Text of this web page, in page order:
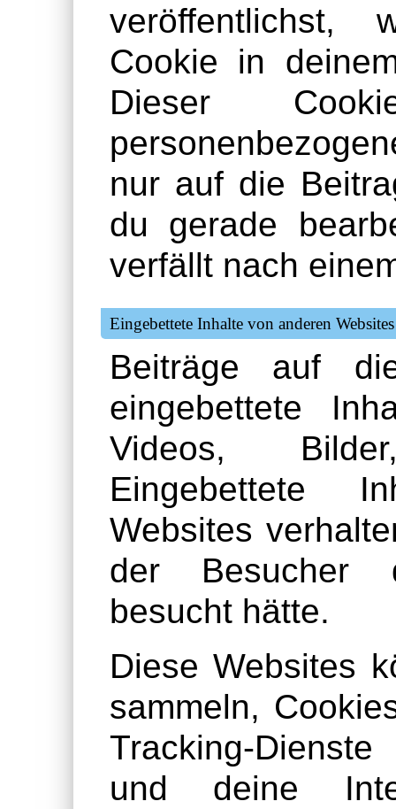
veröffentlichst,
Cookie in
Dieser
nur auf die
du gerade
verfällt nach
Eingebettete Inhalte von anderen Websites
Beiträge auf
eingebettete
Videos,
Eingebettete
Websites
der Besucher
besucht hätte.
Diese Websites
sammeln,
Tracking-
und deine